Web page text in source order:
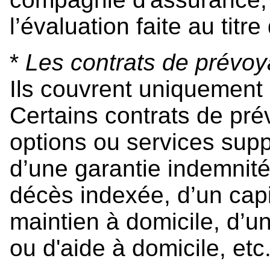
l’évaluation faite au titre
* Les contrats de
Ils couvrent
Certains contrats de
options ou services
d’une garantie
décès indexée, d’un
maintien à domicile,
ou d'aide à domicile,